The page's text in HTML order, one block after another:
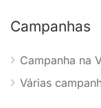
Campanhas
Campanha na
Várias